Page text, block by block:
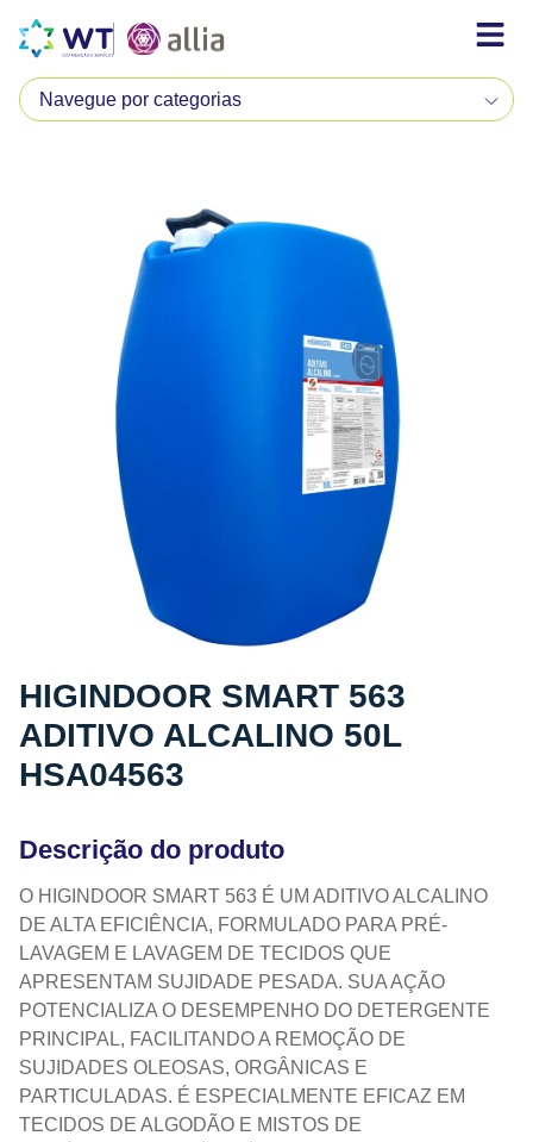
HIGINDOOR SMART 563
ADITIVO ALCALINO 50L
HSA04563
Descrição do produto
O HIGINDOOR SMART 563 É UM ADITIVO ALCALINO
DE ALTA EFICIÊNCIA, FORMULADO PARA PRÉ-
LAVAGEM E LAVAGEM DE TECIDOS QUE
APRESENTAM SUJIDADE PESADA. SUA AÇÃO
POTENCIALIZA O DESEMPENHO DO DETERGENTE
PRINCIPAL, FACILITANDO A REMOÇÃO DE
SUJIDADES OLEOSAS, ORGÂNICAS E
PARTICULADAS. É ESPECIALMENTE EFICAZ EM
TECIDOS DE ALGODÃO E MISTOS DE